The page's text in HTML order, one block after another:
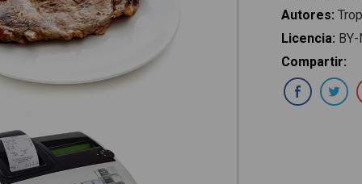
Autores:
Licencia:
Compartir: